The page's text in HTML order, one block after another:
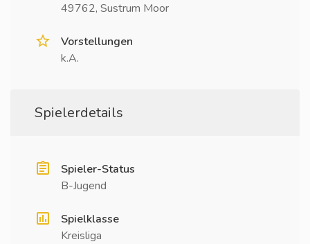
49762, Sustrum Moor
Vorstellungen
k.A.
Spielerdetails
Spieler-Status
B-Jugend
Spielklasse
Kreisliga